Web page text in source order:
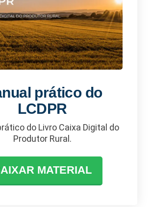
prático do
LCDPR
do Livro Caixa Digital do
Produtor Rural.
MATERIAL